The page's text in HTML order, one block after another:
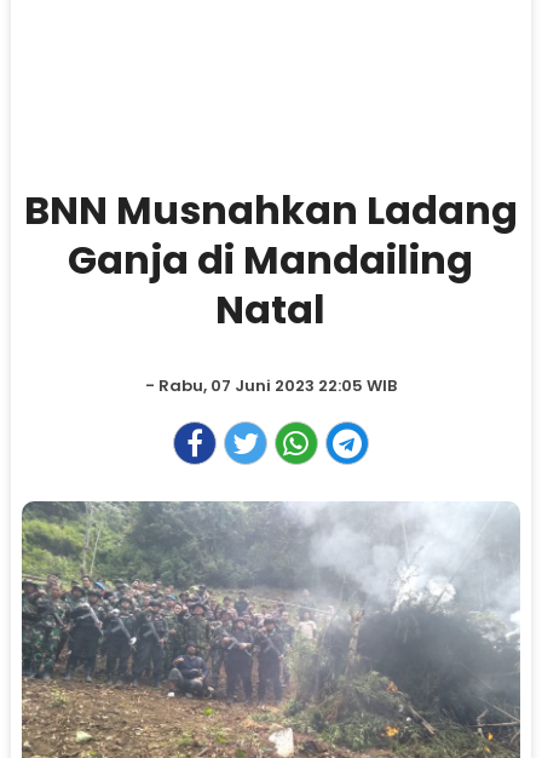
BNN Musnahkan Ladang
Ganja di Mandailing
Natal
- Rabu, 07 Juni 2023 22:05 WIB